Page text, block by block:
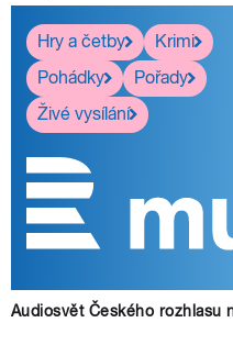
Hry a četby
Krimi
Pohádky
Pořady
Živé vysílání
Audiosvět Českého rozhlasu